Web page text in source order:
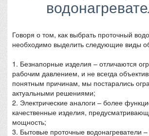
Говоря о том, как выбрать проточный
необходимо выделить следующие виды
1. Безнапорные изделия – отличаются
рабочим давлением, и не всегда
понятным причинам, мы постарались
актуальными решениями;
2. Электрические аналоги – более
качественные изделия,
мощность;
3. Бытовые проточные водонагреватели